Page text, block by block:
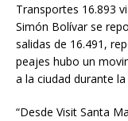
Transportes 16.893
Simón Bolívar se
salidas de 16.491,
peajes hubo un
a la ciudad durante
“Desde Visit Santa